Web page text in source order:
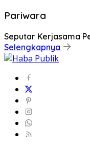
Pariwara
Seputar Kerjasama
Selengkapnya